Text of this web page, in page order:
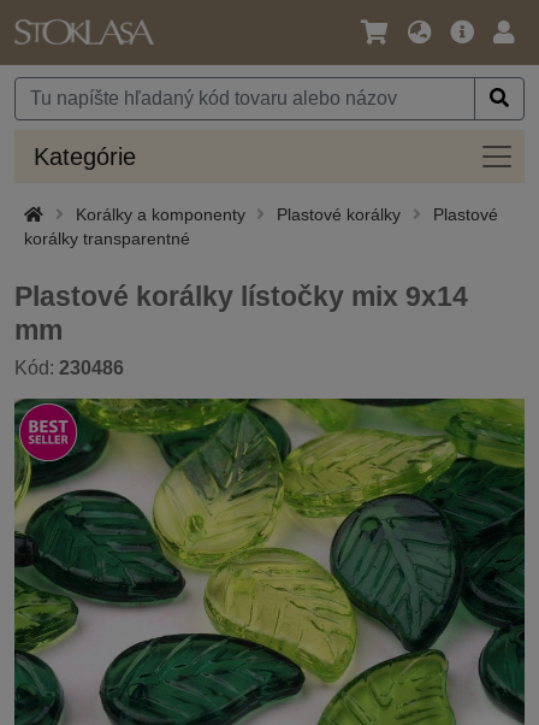
Jazyk
Mena
Hlavná
Kategórie
Korálky a komponenty Plastové korálky
Plastové
korálky transparentné
Plastové korálky lístočky mix 9x14
mm
Kód: 230486